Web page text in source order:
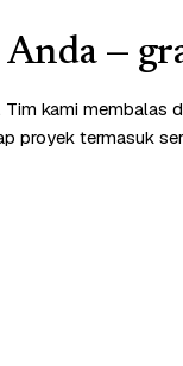
Anda —
kami membalas
proyek termasuk